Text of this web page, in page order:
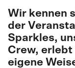
Wir kennen
der
Sparkles,
Crew,
eigene